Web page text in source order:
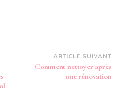
ARTICLE SUIVANT
Comment nettoyer après
une rénovation